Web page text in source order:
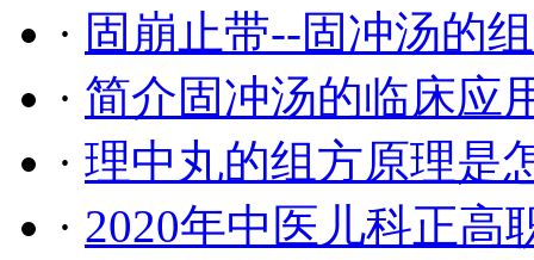
· 固崩止带--固冲汤的
· 简介固冲汤的临床应
· 理中丸的组方原理是
· 2020年中医儿科正高